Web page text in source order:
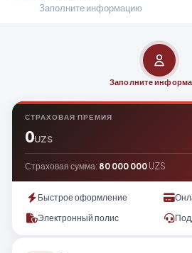
Заполните информацию
Заполните
СТРАХОВАЯ ПРЕМИЯ
0UZS
Страховая сумма: 80 000 000UZS
Быстрое оформление
Электронный полис